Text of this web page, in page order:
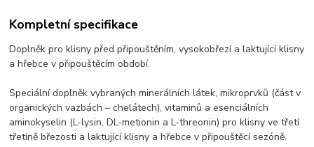
Kompletní specifikace
Doplněk pro klisny před připouštěním, vysokobřezí a laktující klisny
a hřebce v připouštěcím období.
Speciální doplněk vybraných minerálních látek, mikroprvků (část v
organických vazbách – chelátech), vitaminů a esenciálních
aminokyselin (L-lysin, DL-metionin a L-threonin) pro klisny ve třetí
třetině březosti a laktující klisny a hřebce v připouštěcí sezóně.